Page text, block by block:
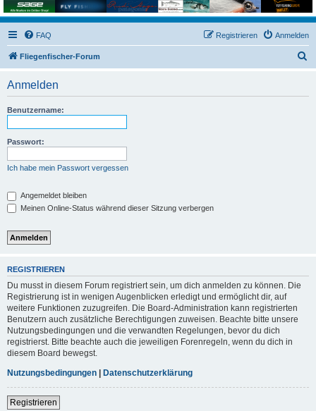
FAQ Anmelden
Registrieren
Fliegenfischer-Forum
Anmelden
Benutzername:
Passwort:
Ich habe mein Passwort vergessen
Angemeldet bleiben
Meinen Online-Status während dieser Sitzung verbergen
REGISTRIEREN
Du musst in diesem Forum registriert sein, um dich anmelden zu können. Die
Registrierung ist in wenigen Augenblicken erledigt und ermöglicht dir, auf
weitere Funktionen zuzugreifen. Die Board-Administration kann registrierten
Benutzern auch zusätzliche Berechtigungen zuweisen. Beachte bitte unsere
Nutzungsbedingungen und die verwandten Regelungen, bevor du dich
registrierst. Bitte beachte auch die jeweiligen Forenregeln, wenn du dich in
diesem Board bewegst.
Nutzungsbedingungen
Datenschutzerklärung
Registrieren